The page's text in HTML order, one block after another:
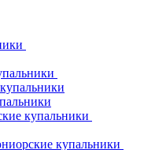
купальники
купальники